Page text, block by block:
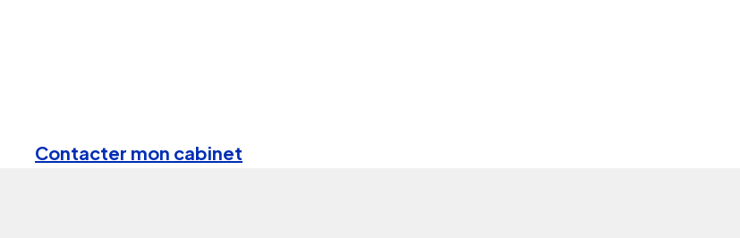
Contacter mon cabinet